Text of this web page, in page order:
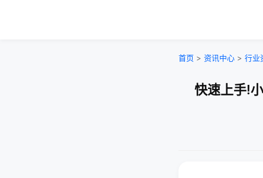
首页 > 资讯中心 > 行业
快速上手!